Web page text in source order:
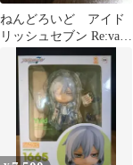
ねんどろいど アイド
リッシュセブン Re:vale
千 百